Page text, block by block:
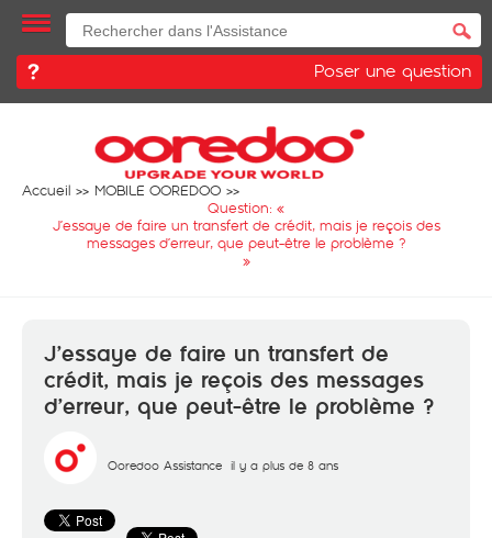
Poser une question
Accueil
MOBILE OOREDOO
Question: «
J’essaye de faire un transfert de crédit, mais je reçois des
messages d’erreur, que peut-être le problème ?
»
J’essaye de faire un transfert de
crédit, mais je reçois des messages
d’erreur, que peut-être le problème ?
Ooredoo Assistance il y a plus de 8 ans